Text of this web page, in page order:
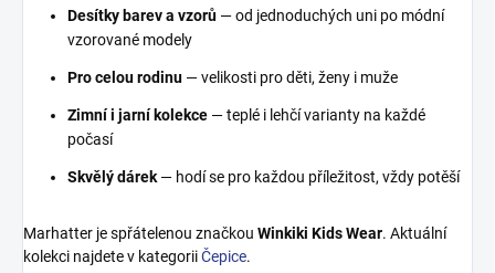
Desítky barev a vzorů — od jednoduchých uni po módní
vzorované modely
Pro celou rodinu — velikosti pro děti, ženy i muže
Zimní i jarní kolekce — teplé i lehčí varianty na každé
počasí
Skvělý dárek — hodí se pro každou příležitost, vždy potěší
Marhatter je spřátelenou značkou Winkiki Kids Wear. Aktuální
kolekci najdete v kategoriiČepice.